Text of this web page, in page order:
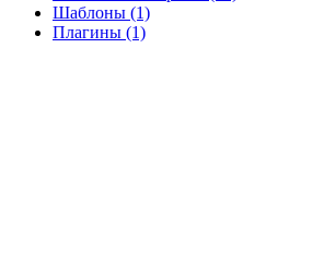
Шаблоны (1)
Плагины (1)